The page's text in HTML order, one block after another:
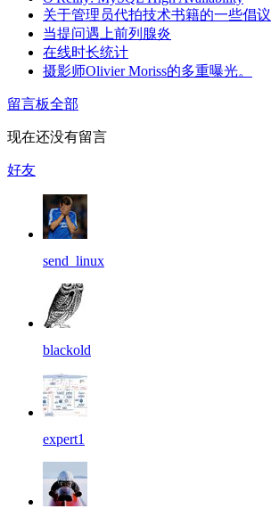
关于管理员代拍技术书籍的一些倡议
当提问遇上前列腺炎
在线时长统计
摄影师Olivier Moriss的多重曝光。
留言板全部
现在还没有留言
好友
send_linux
blackold
expert1